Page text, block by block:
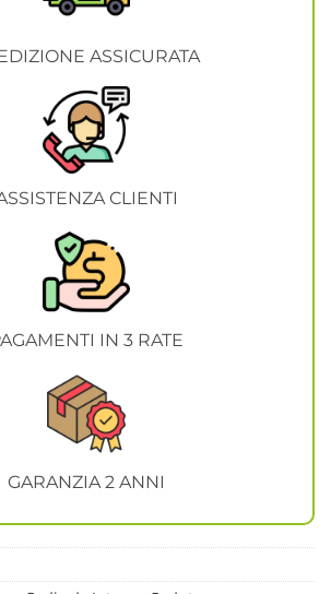
ASSICURATA
CLIENTI
IN 3 RATE
GARANZIA 2 ANNI